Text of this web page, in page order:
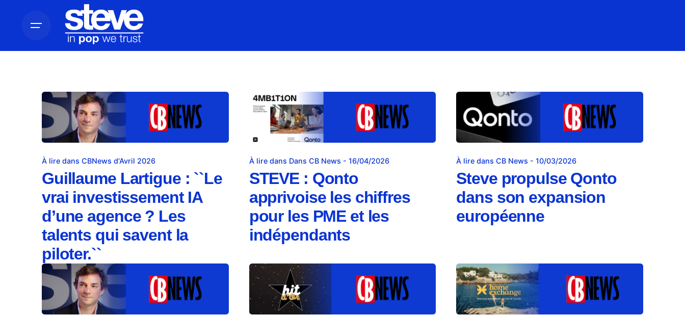
À lire dans CBNews d'Avril 2026
Guillaume Lartigue : ``Le
vrai investissement IA
d’une agence ? Les
talents qui savent la
piloter.``
À lire dans Dans CB News - 16/04/2026
STEVE : Qonto
apprivoise les chiffres
pour les PME et les
indépendants
À lire dans CB News - 10/03/2026
Steve propulse Qonto
dans son expansion
européenne